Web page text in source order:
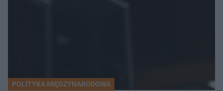
POLITYKA MIĘDZYNARODOWA